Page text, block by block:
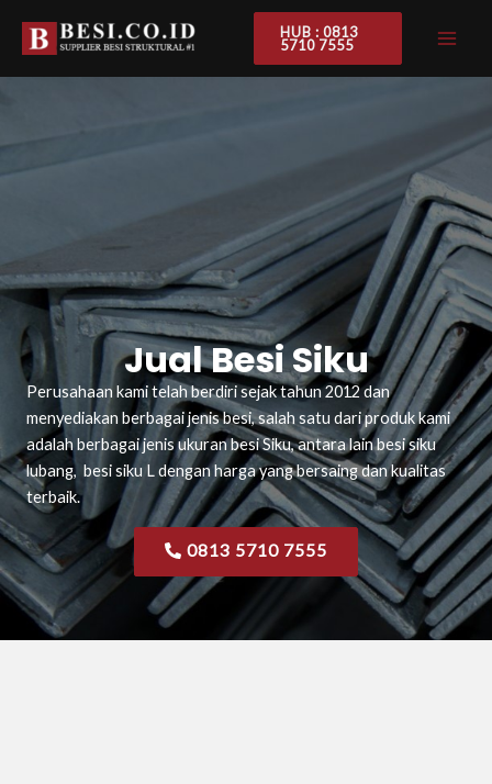
HUB : 0813
5710 7555
Jual Besi Siku
Perusahaan kami telah berdiri sejak tahun 2012 dan
menyediakan berbagai jenis besi, salah satu dari produk kami
adalah berbagai jenis ukuran besi Siku, antara lain besi siku
lubang, besi siku L dengan harga yang bersaing dan kualitas
terbaik.
0813 5710 7555